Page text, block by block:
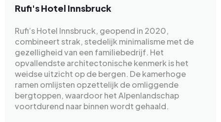
Rufi's Hotel Innsbruck
Rufi’s Hotel Innsbruck, geopend in 2020,
combineert strak, stedelijk minimalisme met de
gezelligheid van een familiebedrijf. Het
opvallendste architectonische kenmerk is het
weidse uitzicht op de bergen. De kamerhoge
ramen omlijsten opzettelijk de omliggende
bergtoppen, waardoor het Alpenlandschap
voortdurend naar binnen wordt gehaald.